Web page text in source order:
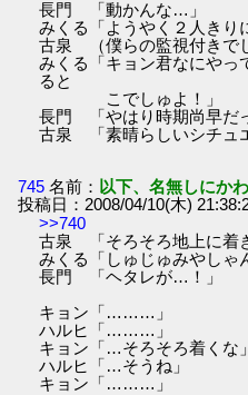
長門 「動かんな…」
みくる「ようやく２人きり
古泉 （僕らの監視付きで
みくる「キョン君なにや
ると
こでしゅよ！」
長門 「やはり時期尚早だ
古泉 「素晴らしいシチュ
745 名前： 以下、名無しにか
投稿日：2008/04/10(木)
>>740
古泉 「そろそろ地上に着
みくる「しゅじゅみやしゃ
長門 「ヘタレが…！」
キョン「………」
ハルヒ「………」
キョン「…そろそろ着くな」
ハルヒ「…そうね」
キョン「………」